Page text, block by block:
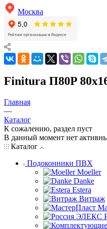
Москва
Finitura П80P
Главная
—
Каталог
К сожалению, раздел пуст
В данный момент нет
Каталог
Подоконники ПВХ
Moeller
Danke
Estera
Витраж